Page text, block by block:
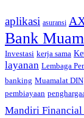
aplikasi asuransi
Bank
Investasi kerja sama
layanan Lembaga
banking Muamalat DIN
pembiayaan
Mandiri Financial